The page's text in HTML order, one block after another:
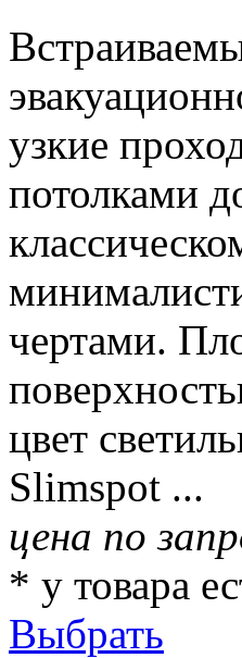
узкие
потолками
чертами.
цвет
Slimspot ...
цена по
* у товара
Выбрать